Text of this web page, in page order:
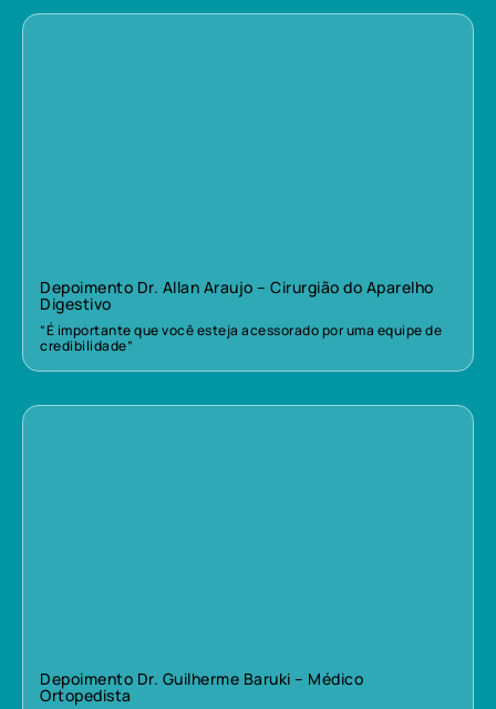
Depoimento Dr. Allan Araujo – Cirurgião do Aparelho
Digestivo
“É importante que você esteja acessorado por uma equipe de
credibilidade”
Depoimento Dr. Guilherme Baruki – Médico
Ortopedista